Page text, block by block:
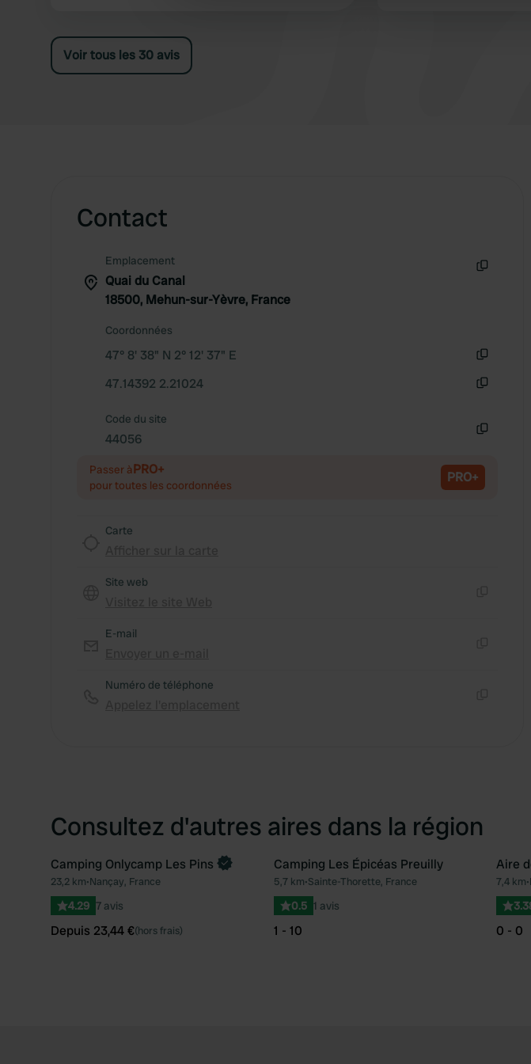
Voir tous les 30 avis
Contact
Emplacement
Quai du Canal
18500, Mehun-sur-Yèvre, France
Coordonnées
47° 8' 38" N 2° 12' 37" E
47.14392 2.21024
Code du site
44056
Passer àPRO+
pour toutes les coordonnées PRO+
Carte
Site web
E-mail
Numéro de téléphone
Consultez d'autres aires dans la région
Préféré
Reserve maintenant
Camping Onlycamp Les Pins
23,2 km•Nançay, France
4.29 7 avis
Depuis 23,44 €(hors frais)
Préféré
Camping Les Épicéas Preuilly
5,7 km•Sainte-Thorette, France
0.5 1 avis
1 - 10
Aire
7,4 km•
0 - 0